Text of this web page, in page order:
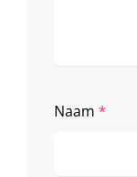
Naam *